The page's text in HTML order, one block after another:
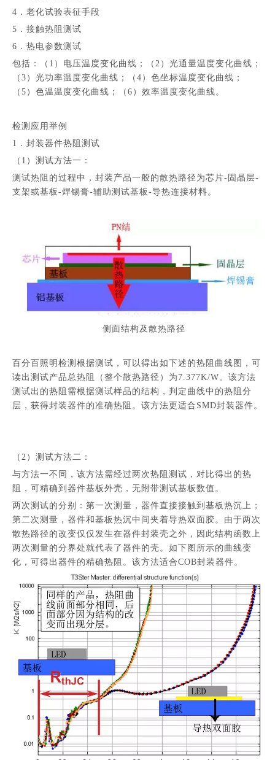
4．老化试验表征手段
5．接触热阻测试
6．热电参数测试
包括：（1）电压温度变化曲线；（2）光通量温度变化曲线；
（3）光功率温度变化曲线；（4）色坐标温度变化曲线；
（5）色温温度变化曲线；（6）效率温度变化曲线。
检测应用举例
1．封装器件热阻测试
（1）测试方法一：
测试热阻的过程中，封装产品一般的散热路径为芯片-固晶层-
支架或基板-焊锡膏-辅助测试基板-导热连接材料。
侧面结构及散热路径
百分百照明检测根据测试，可以得出如下述的热阻曲线图，可
读出测试产品总热阻（整个散热路径）为7.377K/W。该方法
测试出的热阻需根据测试样品的结构，判定曲线中的热阻分
层，获得封装器件的准确热阻。该方法更适合SMD封装器件。
（2）测试方法二：
与方法一不同，该方法需经过两次热阻测试，对比得出的热
阻，可精确到器件基板外壳，无附带测试基板数值。
两次测试的分别：第一次测量，器件直接接触到基板热沉上；
第二次测量，器件和基板热沉中间夹着导热双面胶。由于两次
散热路径的改变仅仅发生在器件封装壳之外，因此结构函数上
两次测量的分界处就代表了器件的壳。如下图所示的曲线变
化，可得出器件的精确热阻。该方法适合COB封装器件。